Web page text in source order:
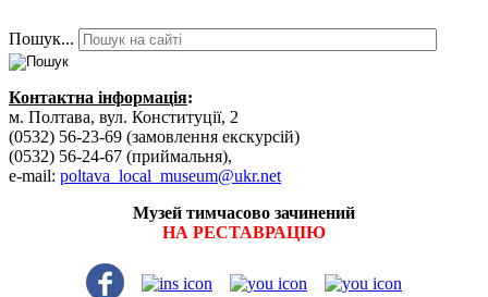
Пошук...
Контактна інформація:
м. Полтава, вул. Конституції, 2
(0532) 56-23-69 (замовлення екскурсій)
(0532) 56-24-67 (приймальня),
e-mail: poltava_local_museum@ukr.net
Музей тимчасово зачинений
НА РЕСТАВРАЦІЮ